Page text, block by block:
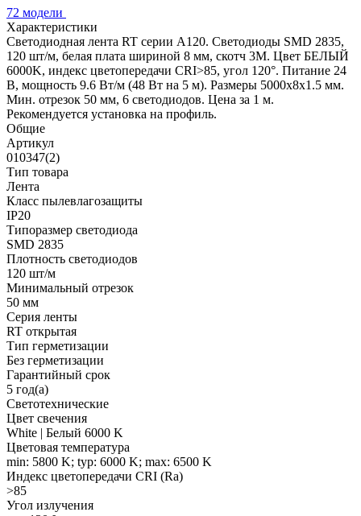
72 модели
Характеристики
Светодиодная лента RT серии A120. Светодиоды SMD 2835,
120 шт/м, белая плата шириной 8 мм, скотч 3M. Цвет БЕЛЫЙ
6000K, индекс цветопередачи CRI>85, угол 120°. Питание 24
В, мощность 9.6 Вт/м (48 Вт на 5 м). Размеры 5000x8x1.5 мм.
Мин. отрезок 50 мм, 6 светодиодов. Цена за 1 м.
Рекомендуется установка на профиль.
Общие
Артикул
010347(2)
Тип товара
Лента
Класс пылевлагозащиты
IP20
Типоразмер светодиода
SMD 2835
Плотность светодиодов
120 шт/м
Минимальный отрезок
50 мм
Серия ленты
RT открытая
Тип герметизации
Без герметизации
Гарантийный срок
5 год(а)
Светотехнические
Цвет свечения
White | Белый 6000 K
Цветовая температура
min: 5800 K; typ: 6000 K; max: 6500 K
Индекс цветопередачи CRI (Ra)
>85
Угол излучения